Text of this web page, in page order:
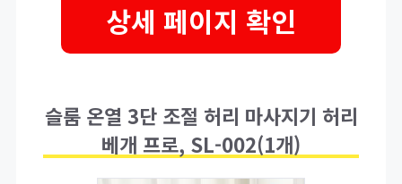
상세 페이지 확인
슬룸 온열 3단 조절 허리 마사지기 허리
베개 프로, SL-002(1개)